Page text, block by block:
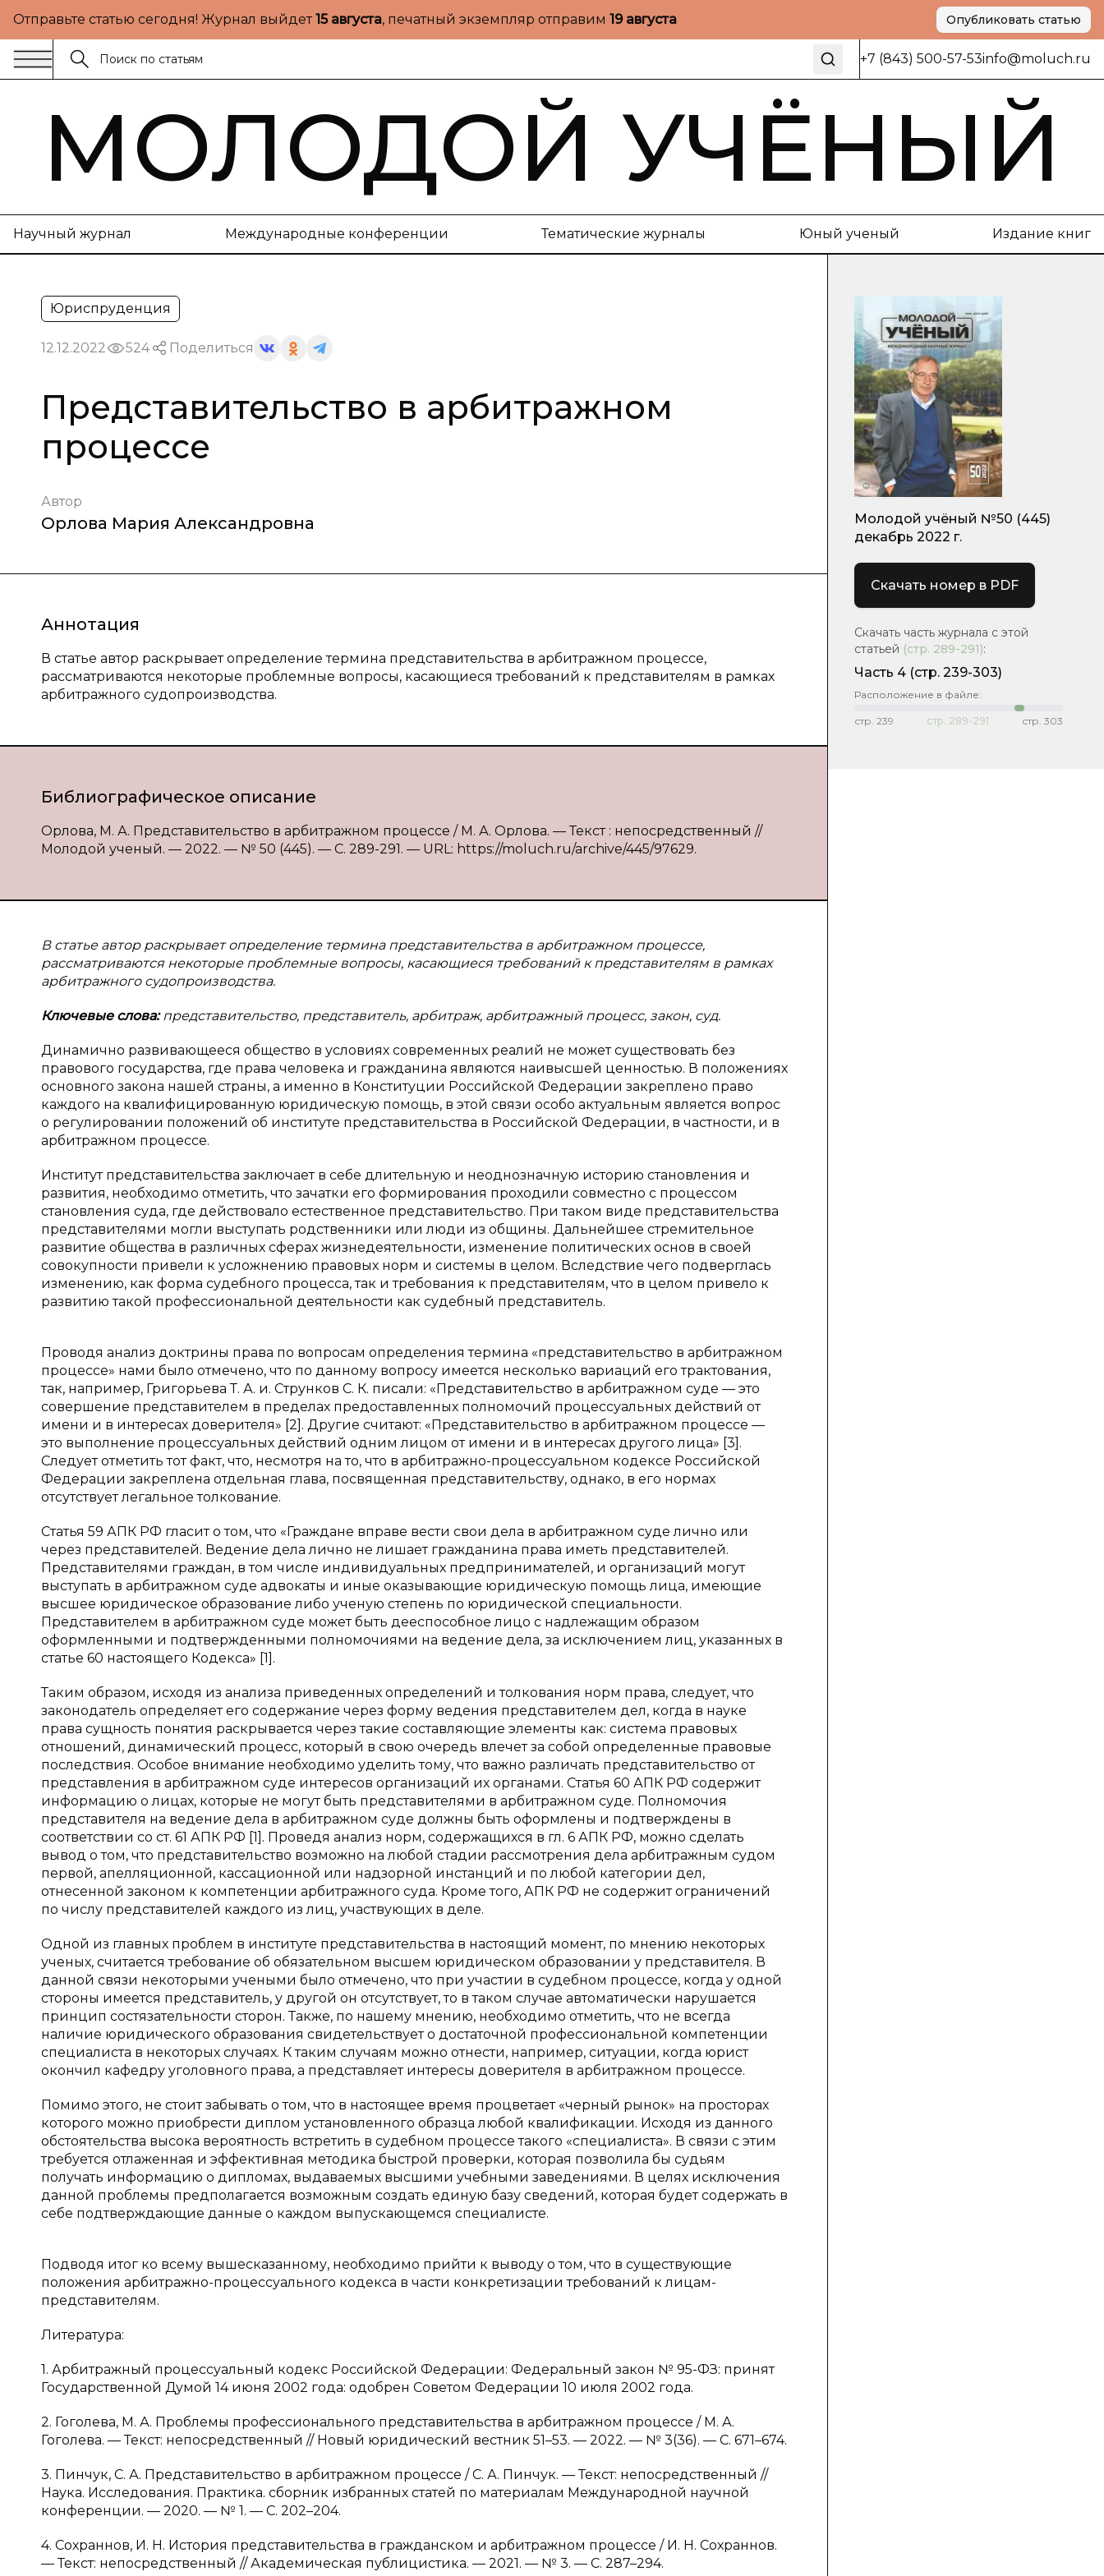
Отправьте статью сегодня! Журнал выйдет15 августа, печатный экземпляр отправим 19 августа Опубликовать статью
+7 (843) 500-57-53info@moluch.ru
МОЛОДОЙ УЧЁНЫЙ
Научный журнал Международные конференции Тематические журналы Юный ученый Издание книг
Юриспруденция
12.12.2022 524 Поделиться
Представительство в арбитражном
процессе
Автор
Орлова Мария Александровна
Аннотация
В статье автор раскрывает определение термина представительства в арбитражном процессе,
рассматриваются некоторые проблемные вопросы, касающиеся требований к представителям в рамках
арбитражного судопроизводства.
Библиографическое описание
Орлова, М. А. Представительство в арбитражном процессе / М. А. Орлова. — Текст : непосредственный //
Молодой ученый. — 2022. — № 50 (445). — С. 289-291. — URL: https://moluch.ru/archive/445/97629.
В статье автор раскрывает определение термина представительства в арбитражном процессе,
рассматриваются некоторые проблемные вопросы, касающиеся требований к представителям в рамках
арбитражного судопроизводства.
Ключевые слова:представительство, представитель, арбитраж, арбитражный процесс, закон, суд.
Динамично развивающееся общество в условиях современных реалий не может существовать без
правового государства, где права человека и гражданина являются наивысшей ценностью. В положениях
основного закона нашей страны, а именно в Конституции Российской Федерации закреплено право
каждого на квалифицированную юридическую помощь, в этой связи особо актуальным является вопрос
о регулировании положений об институте представительства в Российской Федерации, в частности, и в
арбитражном процессе.
Институт представительства заключает в себе длительную и неоднозначную историю становления и
развития, необходимо отметить, что зачатки его формирования проходили совместно с процессом
становления суда, где действовало естественное представительство. При таком виде представительства
представителями могли выступать родственники или люди из общины. Дальнейшее стремительное
развитие общества в различных сферах жизнедеятельности, изменение политических основ в своей
совокупности привели к усложнению правовых норм и системы в целом. Вследствие чего подверглась
изменению, как форма судебного процесса, так и требования к представителям, что в целом привело к
развитию такой профессиональной деятельности как судебный представитель.
Проводя анализ доктрины права по вопросам определения термина «представительство в арбитражном
процессе» нами было отмечено, что по данному вопросу имеется несколько вариаций его трактования,
так, например, Григорьева Т. А. и. Струнков С. К. писали: «Представительство в арбитражном суде — это
совершение представителем в пределах предоставленных полномочий процессуальных действий от
имени и в интересах доверителя» [2]. Другие считают: «Представительство в арбитражном процессе —
это выполнение процессуальных действий одним лицом от имени и в интересах другого лица» [3].
Следует отметить тот факт, что, несмотря на то, что в арбитражно-процессуальном кодексе Российской
Федерации закреплена отдельная глава, посвященная представительству, однако, в его нормах
отсутствует легальное толкование.
Статья 59 АПК РФ гласит о том, что «Граждане вправе вести свои дела в арбитражном суде лично или
через представителей. Ведение дела лично не лишает гражданина права иметь представителей.
Представителями граждан, в том числе индивидуальных предпринимателей, и организаций могут
выступать в арбитражном суде адвокаты и иные оказывающие юридическую помощь лица, имеющие
высшее юридическое образование либо ученую степень по юридической специальности.
Представителем в арбитражном суде может быть дееспособное лицо с надлежащим образом
оформленными и подтвержденными полномочиями на ведение дела, за исключением лиц, указанных в
статье 60 настоящего Кодекса» [1].
Таким образом, исходя из анализа приведенных определений и толкования норм права, следует, что
законодатель определяет его содержание через форму ведения представителем дел, когда в науке
права сущность понятия раскрывается через такие составляющие элементы как: система правовых
отношений, динамический процесс, который в свою очередь влечет за собой определенные правовые
последствия. Особое внимание необходимо уделить тому, что важно различать представительство от
представления в арбитражном суде интересов организаций их органами. Статья 60 АПК РФ содержит
информацию о лицах, которые не могут быть представителями в арбитражном суде. Полномочия
представителя на ведение дела в арбитражном суде должны быть оформлены и подтверждены в
соответствии со ст. 61 АПК РФ [1]. Проведя анализ норм, содержащихся в гл. 6 АПК РФ, можно сделать
вывод о том, что представительство возможно на любой стадии рассмотрения дела арбитражным судом
первой, апелляционной, кассационной или надзорной инстанций и по любой категории дел,
отнесенной законом к компетенции арбитражного суда. Кроме того, АПК РФ не содержит ограничений
по числу представителей каждого из лиц, участвующих в деле.
Одной из главных проблем в институте представительства в настоящий момент, по мнению некоторых
ученых, считается требование об обязательном высшем юридическом образовании у представителя. В
данной связи некоторыми учеными было отмечено, что при участии в судебном процессе, когда у одной
стороны имеется представитель, у другой он отсутствует, то в таком случае автоматически нарушается
принцип состязательности сторон. Также, по нашему мнению, необходимо отметить, что не всегда
наличие юридического образования свидетельствует о достаточной профессиональной компетенции
специалиста в некоторых случаях. К таким случаям можно отнести, например, ситуации, когда юрист
окончил кафедру уголовного права, а представляет интересы доверителя в арбитражном процессе.
Помимо этого, не стоит забывать о том, что в настоящее время процветает «черный рынок» на просторах
которого можно приобрести диплом установленного образца любой квалификации. Исходя из данного
обстоятельства высока вероятность встретить в судебном процессе такого «специалиста». В связи с этим
требуется отлаженная и эффективная методика быстрой проверки, которая позволила бы судьям
получать информацию о дипломах, выдаваемых высшими учебными заведениями. В целях исключения
данной проблемы предполагается возможным создать единую базу сведений, которая будет содержать в
себе подтверждающие данные о каждом выпускающемся специалисте.
Подводя итог ко всему вышесказанному, необходимо прийти к выводу о том, что в существующие
положения арбитражно-процессуального кодекса в части конкретизации требований к лицам-
представителям.
Литература:
1. Арбитражный процессуальный кодекс Российской Федерации: Федеральный закон № 95-ФЗ: принят
Государственной Думой 14 июня 2002 года: одобрен Советом Федерации 10 июля 2002 года.
2. Гоголева, М. А. Проблемы профессионального представительства в арбитражном процессе / М. А.
Гоголева. — Текст: непосредственный // Новый юридический вестник 51–53. — 2022. — № 3(36). — С. 671–674.
3. Пинчук, С. А. Представительство в арбитражном процессе / С. А. Пинчук. — Текст: непосредственный //
Наука. Исследования. Практика. сборник избранных статей по материалам Международной научной
конференции. — 2020. — № 1. — С. 202–204.
4. Сохраннов, И. Н. История представительства в гражданском и арбитражном процессе / И. Н. Сохраннов.
— Текст: непосредственный // Академическая публицистика. — 2021. — № 3. — С. 287–294.
Молодой учёный №50 (445)
декабрь 2022 г.
Скачать номер в PDF
Скачать часть журнала с этой
статьей (стр. 289-291):
Часть 4 (стр. 239-303)
Расположение в файле:
стр. 239 стр. 289-291 стр. 303